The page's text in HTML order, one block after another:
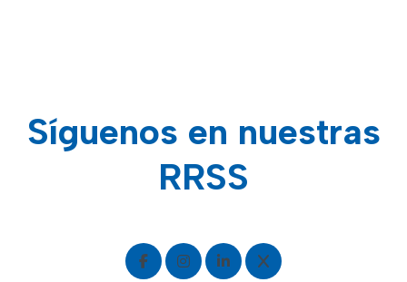
Síguenos en nuestras
RRSS